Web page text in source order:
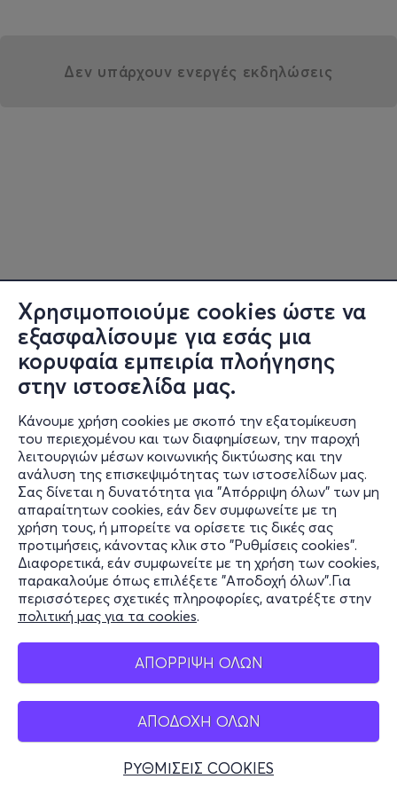
Χρησιμοποιούμε cookies ώστε να
εξασφαλίσουμε για εσάς μια
κορυφαία εμπειρία πλοήγησης
στην ιστοσελίδα μας.
Κάνουμε χρήση cookies με σκοπό την εξατομίκευση
του περιεχομένου και των διαφημίσεων, την παροχή
λειτουργιών μέσων κοινωνικής δικτύωσης και την
ανάλυση της επισκεψιμότητας των ιστοσελίδων μας.
Σας δίνεται η δυνατότητα για "Απόρριψη όλων" των μη
απαραίτητων cookies, εάν δεν συμφωνείτε με τη
χρήση τους, ή μπορείτε να ορίσετε τις δικές σας
προτιμήσεις, κάνοντας κλικ στο "Ρυθμίσεις cookies".
Διαφορετικά, εάν συμφωνείτε με τη χρήση των cookies,
παρακαλούμε όπως επιλέξετε "Αποδοχή όλων".Για
περισσότερες σχετικές πληροφορίες, ανατρέξτε στην
πολιτική μας για τα cookies.
ΑΠΟΡΡΙΨΗ ΟΛΩΝ
ΑΠΟΔΟΧΗ ΟΛΩΝ
ΡΥΘΜΙΣΕΙΣ COOKIES
Δεν υπάρχουν ενεργές εκδηλώσεις